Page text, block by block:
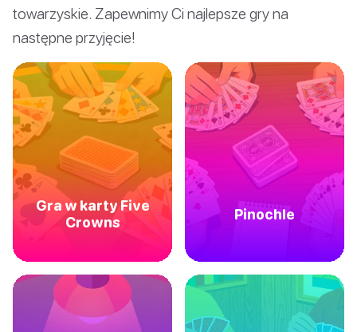
towarzyskie. Zapewnimy Ci najlepsze gry na
następne przyjęcie!
Gra w karty Five
Crowns
Pinochle